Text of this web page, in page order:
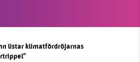
listar klimatfördröjarnas